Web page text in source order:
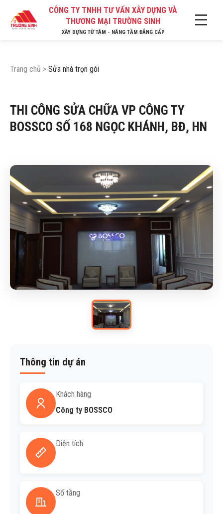
CÔNG TY TNHH TƯ VẤN XÂY DỰNG VÀ
THƯƠNG MẠI TRƯỜNG SINH
XÂY DỰNG TỪ TÂM - NÂNG TẦM ĐẲNG CẤP
Trang chủ > Sửa nhà trọn gói
THI CÔNG SỬA CHỮA VP CÔNG TY
BOSSCO SỐ 168 NGỌC KHÁNH, BĐ, HN
Thông tin dự án
Khách hàng
Công ty BOSSCO
Diện tích
Số tầng